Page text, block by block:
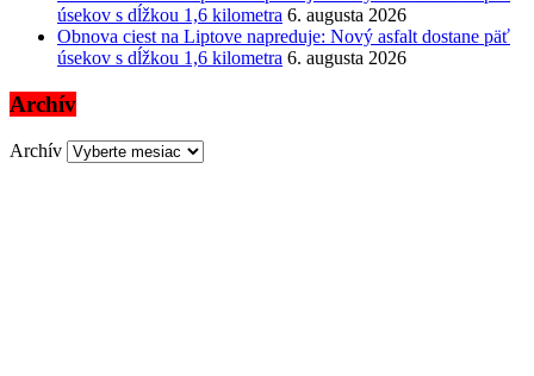
úsekov s dĺžkou 1,6 kilometra 6. augusta 2026
Obnova ciest na Liptove napreduje: Nový asfalt dostane päť
úsekov s dĺžkou 1,6 kilometra 6. augusta 2026
Archív
Archív